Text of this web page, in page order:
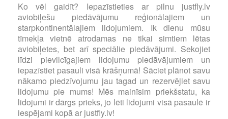
Ko vēl gaidīt? Iepazīstieties ar pilnu justfly.lv
aviobiļešu piedāvājumu reģionālajiem un
starpkontinentālajiem lidojumiem. Ik dienu mūsu
tīmekļa vietnē atrodamas ne tikai simtiem lētas
aviobiļetes, bet arī speciālie piedāvājumi. Sekojiet
līdzi pievilcīgajiem lidojumu piedāvājumiem un
iepazīstiet pasauli visā krāšņumā! Sāciet plānot savu
nākamo piedzīvojumu jau tagad un rezervējiet savu
lidojumu pie mums! Mēs mainīsim priekšstatu, ka
lidojumi ir dārgs prieks, jo lēti lidojumi visā pasaulē ir
iespējami kopā ar justfly.lv!